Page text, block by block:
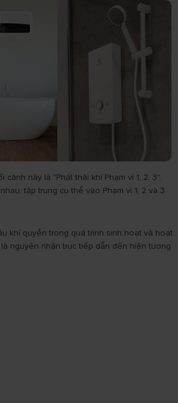
này là "Phát thải khí Phạm vi 1, 2, 3".
tập trung cụ thể vào Phạm vi 1, 2 và 3.
khí quyển trong quá trình sinh hoạt và hoạt
nguyên nhân trực tiếp dẫn đến hiện tượng